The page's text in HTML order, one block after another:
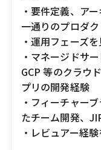
・要件定義、ア
一通りのプロダ
・運用フェーズ
・マネージドサ
GCP 等のクラウ
プリの開発経験
・フィーチャー
たチーム開発、
・レビュアー経